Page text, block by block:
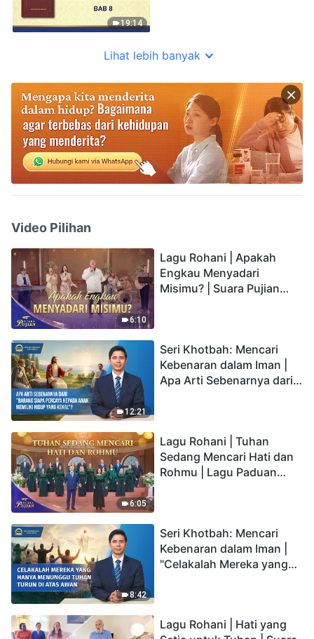
19:14
Lihat lebih banyak
Video Pilihan
6:10
Lagu Rohani | Apakah
Engkau Menyadari
Misimu? | Suara Pujian
12:21
Seri Khotbah: Mencari
Kebenaran dalam Iman |
Apa Arti Sebenarnya dari
6:05
Lagu Rohani | Tuhan
Sedang Mencari Hati dan
Rohmu | Lagu Paduan
8:42
Seri Khotbah: Mencari
Kebenaran dalam Iman |
"Celakalah Mereka yang
Lagu Rohani | Hati yang